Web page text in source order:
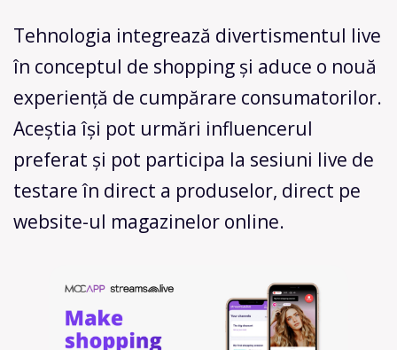
Tehnologia integrează divertismentul live
în conceptul de shopping și aduce o nouă
experiență de cumpărare consumatorilor.
Aceștia își pot urmări influencerul
preferat și pot participa la sesiuni live de
testare în direct a produselor, direct pe
website-ul magazinelor online.